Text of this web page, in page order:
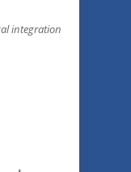
integration